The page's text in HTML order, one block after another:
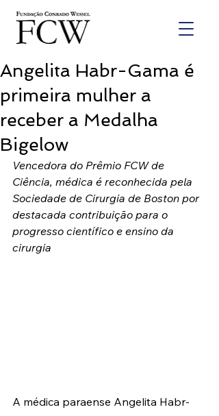
Angelita Habr-Gama é
primeira mulher a
receber a Medalha
Bigelow
Vencedora do Prêmio FCW de
Ciência, médica é reconhecida pela
Sociedade de Cirurgia de Boston por
destacada contribuição para o
progresso científico e ensino da
cirurgia
A médica paraense Angelita Habr-